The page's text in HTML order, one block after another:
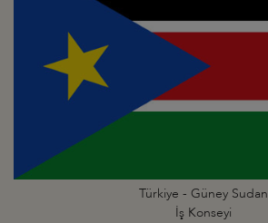
Türkiye - Güney Sudan
İş Konseyi